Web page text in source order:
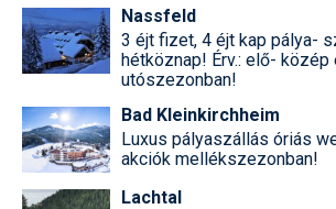
Nassfeld
3 éjt fizet, 4 éjt kap pálya-
hétköznap! Érv.: elő- közép
utószezonban!
Bad Kleinkirchheim
Luxus pályaszállás óriás
akciók mellékszezonban!
Lachtal